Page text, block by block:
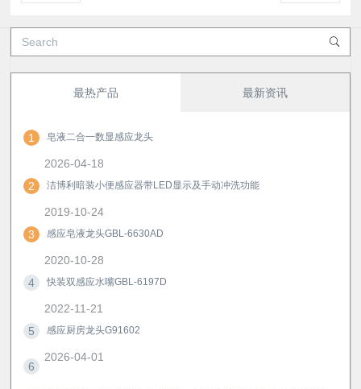
最热产品 最新资讯
1 皂液二合一数显感应龙头
2026-04-18
2
洁博利暗装小便感应器带LED显示及手动冲洗功能
2019-10-24
3
感应皂液龙头GBL-6630AD
2020-10-28
4
快装双感应水嘴GBL-6197D
2022-11-21
5
感应厨房龙头G91602
2026-04-01
6